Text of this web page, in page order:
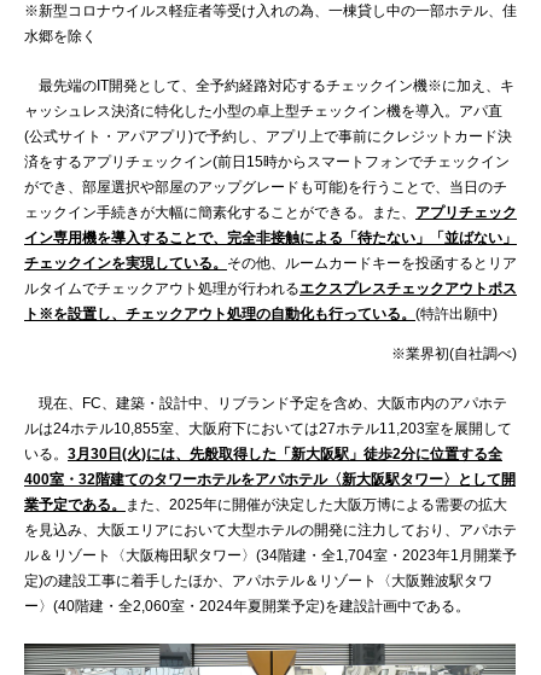
※新型コロナウイルス軽症者等受け入れの為、一棟貸し中の一部ホテル、佳
水郷を除く
最先端のIT開発として、全予約経路対応するチェックイン機※に加え、キ
ャッシュレス決済に特化した小型の卓上型チェックイン機を導入。アパ直
(公式サイト・アパアプリ)で予約し、アプリ上で事前にクレジットカード決
済をするアプリチェックイン(前日15時からスマートフォンでチェックイン
ができ、部屋選択や部屋のアップグレードも可能)を行うことで、当日のチ
ェックイン手続きが大幅に簡素化することができる。また、 アプリチェック
イン専用機を導入することで、完全非接触による「待たない」「並ばない」
チェックインを実現している。 その他、ルームカードキーを投函するとリア
ルタイムでチェックアウト処理が行われるエクスプレスチェックアウトポス
ト※を設置し、チェックアウト処理の自動化も行っている。 (特許出願中)
※業界初(自社調べ)
現在、FC、建築・設計中、リブランド予定を含め、大阪市内のアパホテ
ルは24ホテル10,855室、大阪府下においては27ホテル11,203室を展開して
いる。 3月30日(火)には、先般取得した「新大阪駅」徒歩2分に位置する全
400室・32階建てのタワーホテルをアパホテル〈新大阪駅タワー〉として開
業予定である。
また、2025年に開催が決定した大阪万博による需要の拡大
を見込み、大阪エリアにおいて大型ホテルの開発に注力しており、アパホテ
ル＆リゾート〈大阪梅田駅タワー〉(34階建・全1,704室・2023年1月開業予
定)の建設工事に着手したほか、アパホテル＆リゾート〈大阪難波駅タワ
ー〉(40階建・全2,060室・2024年夏開業予定)を建設計画中である。